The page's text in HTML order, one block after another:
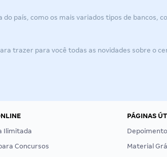
país, como os mais variados tipos de bancos,
trazer para você todas as novidades sobre o
Ilimitada
Concursos
PÁGINAS
Material